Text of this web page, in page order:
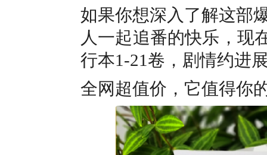
如果你想深入了解这部
人一起追番的快乐，现
行本1-21卷，剧情约进
全网超值价，它值得你